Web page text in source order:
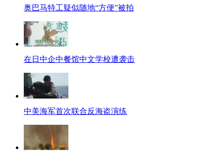
奥巴马特工疑似随地“方便”被拍
在日中企中餐馆中文学校遭袭击
中美海军首次联合反海盗演练